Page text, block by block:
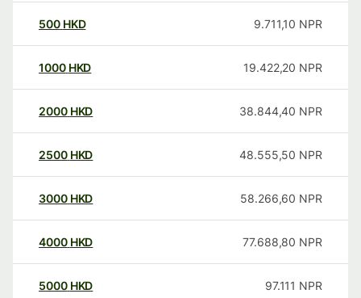
500 HKD 9.711,10 NPR
1000 HKD 19.422,20 NPR
2000 HKD 38.844,40 NPR
2500 HKD 48.555,50 NPR
3000 HKD 58.266,60 NPR
4000 HKD 77.688,80 NPR
5000 HKD 97.111 NPR